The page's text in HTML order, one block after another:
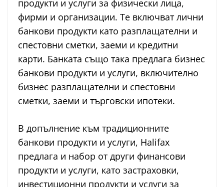
продукти и услуги за физически лица,
фирми и организации. Те включват лични
банкови продукти като разплащателни и
спестовни сметки, заеми и кредитни
карти. Банката също така предлага бизнес
банкови продукти и услуги, включително
бизнес разплащателни и спестовни
сметки, заеми и търговски ипотеки.
В допълнение към традиционните
банкови продукти и услуги, Halifax
предлага и набор от други финансови
продукти и услуги, като застраховки,
инвестиционни продукти и услуги за